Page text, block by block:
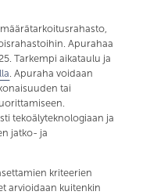
Apurahaa
Tarkempi aikataulu ja
. Apuraha voidaan
tai
tekoälyteknologiaan ja
jatko- ja
kriteerien
arvioidaan kuitenkin